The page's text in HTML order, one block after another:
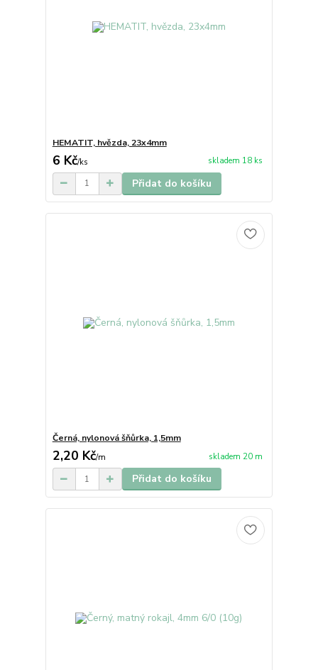
HEMATIT, hvězda, 23x4mm
6 Kč/ks skladem 18 ks
Přidat do košíku
Černá, nylonová šňůrka, 1,5mm
2,20 Kč/m skladem 20 m
Přidat do košíku